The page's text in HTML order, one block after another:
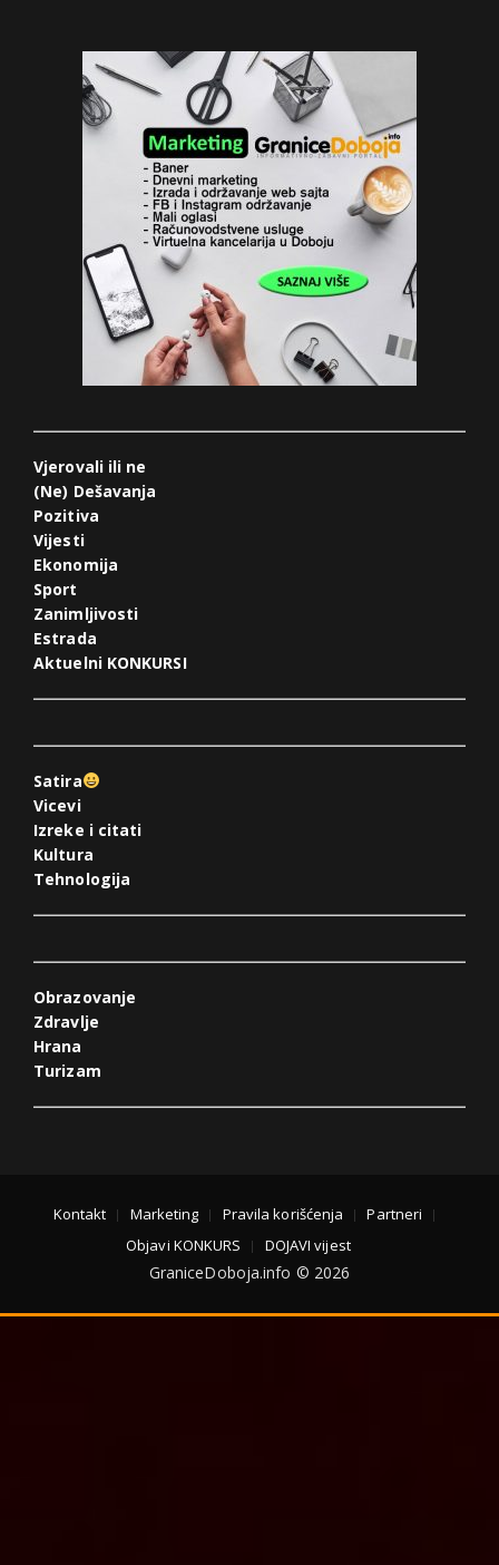
Vjerovali ili ne
(Ne) Dešavanja
Pozitiva
Vijesti
Ekonomija
Sport
Zanimljivosti
Estrada
Aktuelni KONKURSI
Satira
Vicevi
Izreke i citati
Kultura
Tehnologija
Obrazovanje
Zdravlje
Hrana
Turizam
Kontakt Marketing Pravila korišćenja
Partneri
Objavi KONKURS
DOJAVI vijest
GraniceDoboja.info © 2026